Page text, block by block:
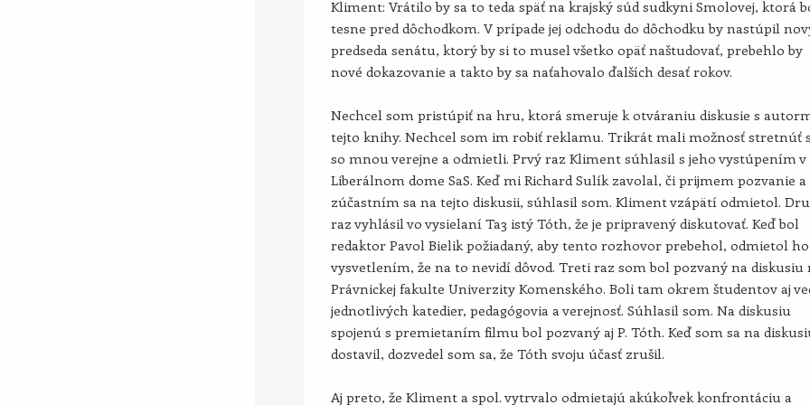
Kliment: Vrátilo by sa to teda späť na krajský súd sudkyni Smolovej, ktorá
tesne pred dôchodkom. V prípade jej odchodu do dôchodku by nastúpil
predseda senátu, ktorý by si to musel všetko opäť naštudovať, prebehlo by
nové dokazovanie a takto by sa naťahovalo ďalších desať rokov.
Nechcel som pristúpiť na hru, ktorá smeruje k otváraniu diskusie s
tejto knihy. Nechcel som im robiť reklamu. Trikrát mali možnosť stretnúť
so mnou verejne a odmietli. Prvý raz Kliment súhlasil s jeho vystúpením v
Liberálnom dome SaS. Keď mi Richard Sulík zavolal, či prijmem pozvanie a
zúčastním sa na tejto diskusii, súhlasil som. Kliment vzápätí odmietol.
raz vyhlásil vo vysielaní Ta3 istý Tóth, že je pripravený diskutovať. Keď bol
redaktor Pavol Bielik požiadaný, aby tento rozhovor prebehol, odmietol ho
vysvetlením, že na to nevidí dôvod. Treti raz som bol pozvaný na diskusiu
Právnickej fakulte Univerzity Komenského. Boli tam okrem študentov aj
jednotlivých katedier, pedagógovia a verejnosť. Súhlasil som. Na diskusiu
spojenú s premietaním filmu bol pozvaný aj P. Tóth. Keď som sa na
dostavil, dozvedel som sa, že Tóth svoju účasť zrušil.
Aj preto, že Kliment a spol. vytrvalo odmietajú akúkoľvek konfrontáciu a